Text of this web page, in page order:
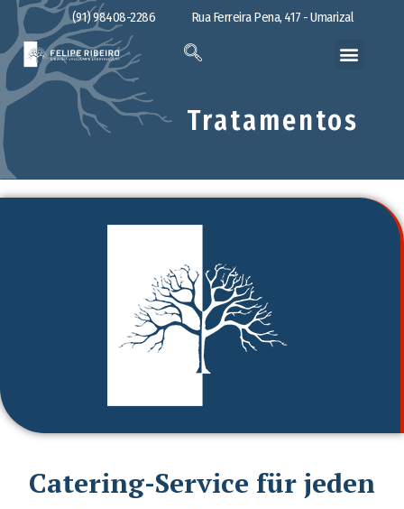
(91) 98408-2286 Rua Ferreira Pena, 417 - Umarizal
Tratamentos
Catering-Service für jeden